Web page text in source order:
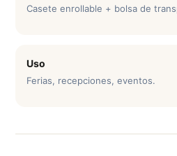
Casete enrollable + bolsa de
Uso
Ferias, recepciones, eventos.